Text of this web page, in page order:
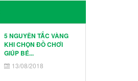
5 NGUYÊN TẮC VÀNG
KHI CHỌN ĐỒ CHƠI
GIÚP BÉ...
13/08/2018